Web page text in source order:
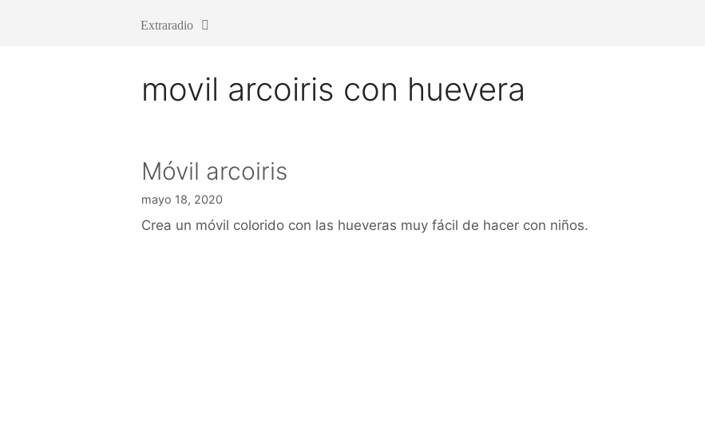
Extraradio
movil arcoiris con huevera
Móvil arcoiris
mayo 18, 2020
Crea un móvil colorido con las hueveras muy fácil de hacer con niños.